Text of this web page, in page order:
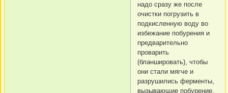
надо сразу же после
очистки погрузить в
подкисленную воду во
избежание побурения и
предварительно
проварить
(бланшировать), чтобы
они стали мягче и
разрушились ферменты,
вызывающие побурение.